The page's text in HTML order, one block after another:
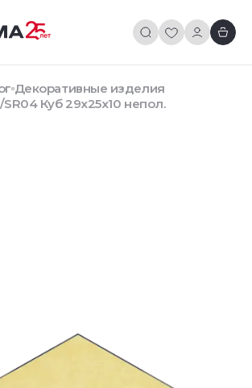
Декоративные изделия
Куб 29x25x10 непол.